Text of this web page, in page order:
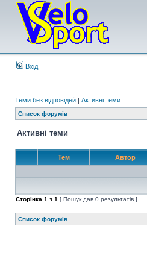
Вхід
Теми без відповідей | Активні теми
Список форумів
Активні теми
Тем Автор
Сторінка 1 з 1 [ Пошук дав 0 результатів ]
Список форумів